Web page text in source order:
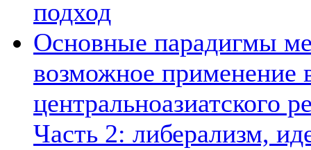
подход
Основные парадигмы
возможное применение
центральноазиатского
Часть 2: либерализм,